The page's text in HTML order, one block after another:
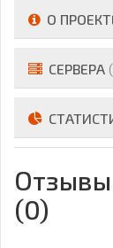
О
СЕРВЕРА
(0)